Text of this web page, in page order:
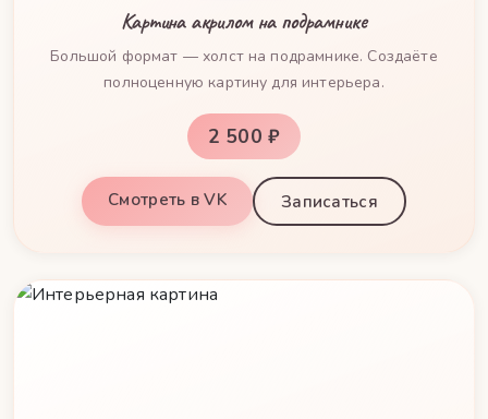
Картина акрилом на подрамнике
Большой формат — холст на подрамнике. Создаёте
полноценную картину для интерьера.
2 500 ₽
Смотреть в VK Записаться